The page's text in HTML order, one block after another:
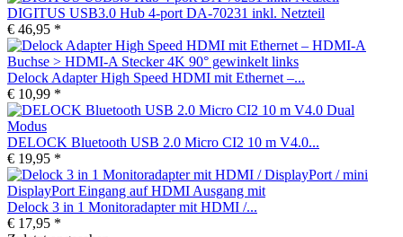
DIGITUS USB3.0 Hub 4-port DA-70231 inkl. Netzteil
€ 46,95 *
Delock Adapter High Speed HDMI mit Ethernet –...
€ 10,99 *
DELOCK Bluetooth USB 2.0 Micro CI2 10 m V4.0...
€ 19,95 *
Delock 3 in 1 Monitoradapter mit HDMI /...
€ 17,95 *